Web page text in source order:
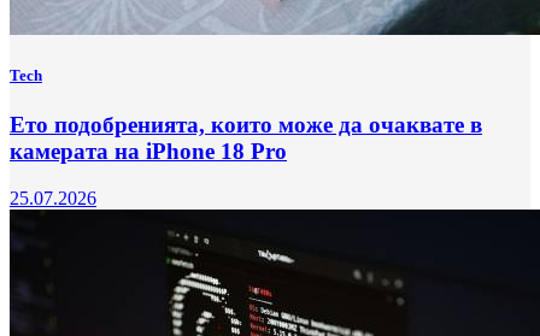
Tech
Ето подобренията, които може да очаквате в
камерата на iPhone 18 Pro
25.07.2026